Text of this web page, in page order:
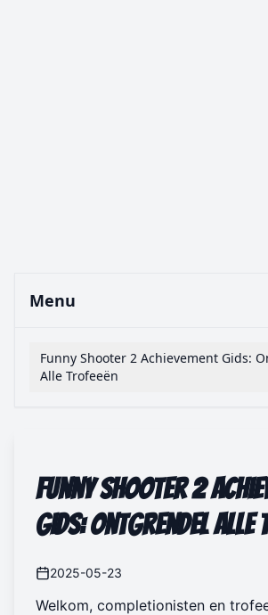
Menu
Funny Shooter 2 Achievement Gids:
Alle Trofeeën
Funny Shooter 2
Gids: Ontgrendel Alle
2025-05-23
Welkom, completionisten en